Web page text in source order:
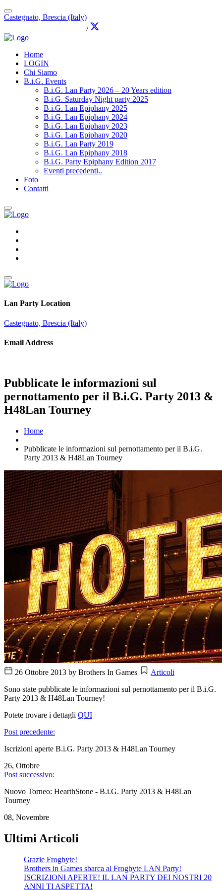
Castegnato, Brescia (Italy)
/
Home
LOGIN
Chi Siamo
B.i.G. Events
B.i.G. Lan Party 2026 – 20 Years edition
B.i.G. Saturday Night party 2025
B.i.G. Lan Epiphany 2025
B.i.G. Lan Epiphany 2024
B.i.G. Lan Epiphany 2023
B.i.G. Lan Epiphany 2020
B.i.G. Lan Party 2019
B.i.G. Lan Epiphany 2018
B.i.G. Party Epiphany Edition 2017
Eventi precedenti..
Foto
Contatti
Lan Party Location
Castegnato, Brescia (Italy)
Email Address
Pubblicate le informazioni sul
pernottamento per il B.i.G. Party 2013 &
H48Lan Tourney
Home
Pubblicate le informazioni sul pernottamento per il B.i.G.
Party 2013 & H48Lan Tourney
26 Ottobre 2013 by Brothers In Games
Articoli
Sono state pubblicate le informazioni sul pernottamento per il B.i.G.
Party 2013 & H48Lan Tourney!
Potete trovare i dettagli QUI
Post precedente:
Iscrizioni aperte B.i.G. Party 2013 & H48Lan Tourney
26, Ottobre
Post successivo:
Nuovo Torneo: HearthStone - B.i.G. Party 2013 & H48Lan
Tourney
08, Novembre
Ultimi Articoli
Grazie Frogbyte!
Brothers in Games sbarca al Frogbyte LAN Party!
ISCRIZIONI APERTE! IL LAN PARTY DEI NOSTRI 20
ANNI TI ASPETTA!